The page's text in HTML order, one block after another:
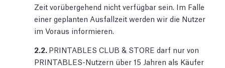
Zeit vorübergehend nicht verfügbar sein. Im Falle
einer geplanten Ausfallzeit werden wir die Nutzer
im Voraus informieren.
2.2. PRINTABLES CLUB & STORE darf nur von
PRINTABLES-Nutzern über 15 Jahren als Käufer